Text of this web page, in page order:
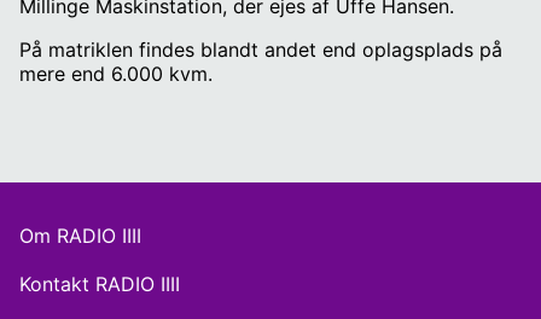
Millinge Maskinstation, der ejes af Uffe Hansen.
På matriklen findes blandt andet end oplagsplads på
mere end 6.000 kvm.
Om RADIO IIII
Kontakt RADIO IIII